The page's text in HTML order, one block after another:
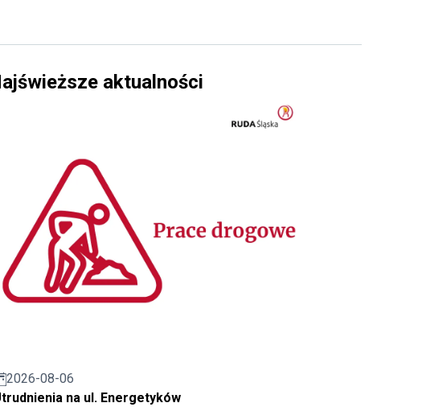
aktualności
2026-08-06
na ul. Energetyków